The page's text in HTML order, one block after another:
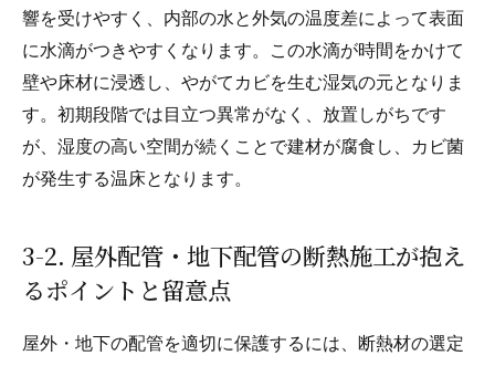
響を受けやすく、内部の水と外気の温度差によって表面
に水滴がつきやすくなります。この水滴が時間をかけて
壁や床材に浸透し、やがてカビを生む湿気の元となりま
す。初期段階では目立つ異常がなく、放置しがちです
が、湿度の高い空間が続くことで建材が腐食し、カビ菌
が発生する温床となります。
3-2. 屋外配管・地下配管の断熱施工が抱え
るポイントと留意点
屋外・地下の配管を適切に保護するには、断熱材の選定